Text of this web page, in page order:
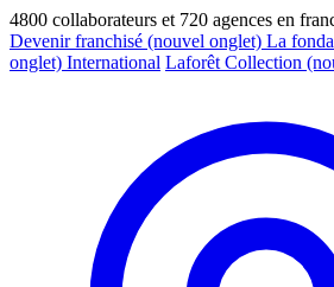
4800 collaborateurs et 720 agences en
Devenir franchisé (nouvel onglet) La
onglet) International Laforêt Collection